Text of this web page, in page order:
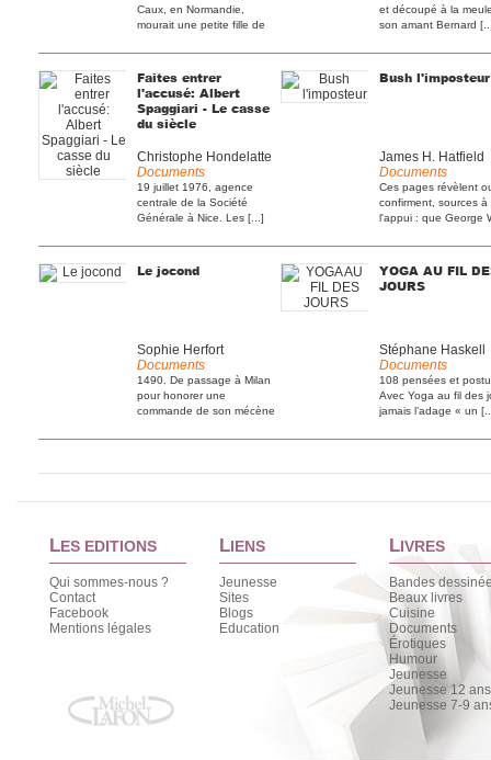
Caux, en Normandie,
mourait une petite fille de
et découpé à la
son amant Bernard
Faites entrer
l'accusé: Albert
Spaggiari - Le casse
du siècle
Christophe Hondelatte
Documents
19 juillet 1976, agence
centrale de la Société
Générale à Nice. Les [...]
Bush l'imposteur
James H. Hatfield
Documents
Ces pages révèlent
confirment, sources à
l'appui : que George
Le jocond
Sophie Herfort
Documents
1490. De passage à Milan
pour honorer une
commande de son mécène
YOGA AU FIL
JOURS
Stéphane Haskell
Documents
108 pensées et
Avec Yoga au fil des
jamais l’adage « un
LES EDITIONS
Qui sommes-nous ?
Contact
Facebook
Mentions légales
LIENS
Jeunesse
Sites
Blogs
Education
LIVRES
Bandes
Beaux livres
Cuisine
Documents
Érotiques
Humour
Jeunesse
Jeunesse 12
Jeunesse 7-9